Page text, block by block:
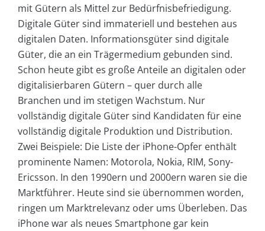
mit Gütern als Mittel zur Bedürfnisbefriedigung.
Digitale Güter sind immateriell und bestehen aus
digitalen Daten. Informationsgüter sind digitale
Güter, die an ein Trägermedium gebunden sind.
Schon heute gibt es große Anteile an digitalen oder
digitalisierbaren Gütern – quer durch alle
Branchen und im stetigen Wachstum. Nur
vollständig digitale Güter sind Kandidaten für eine
vollständig digitale Produktion und Distribution.
Zwei Beispiele: Die Liste der iPhone-Opfer enthält
prominente Namen: Motorola, Nokia, RIM, Sony-
Ericsson. In den 1990ern und 2000ern waren sie die
Marktführer. Heute sind sie übernommen worden,
ringen um Marktrelevanz oder ums Überleben. Das
iPhone war als neues Smartphone gar kein